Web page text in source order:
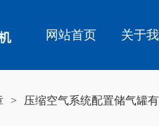
网站首页 关于
> 压缩空气系统配置储气罐